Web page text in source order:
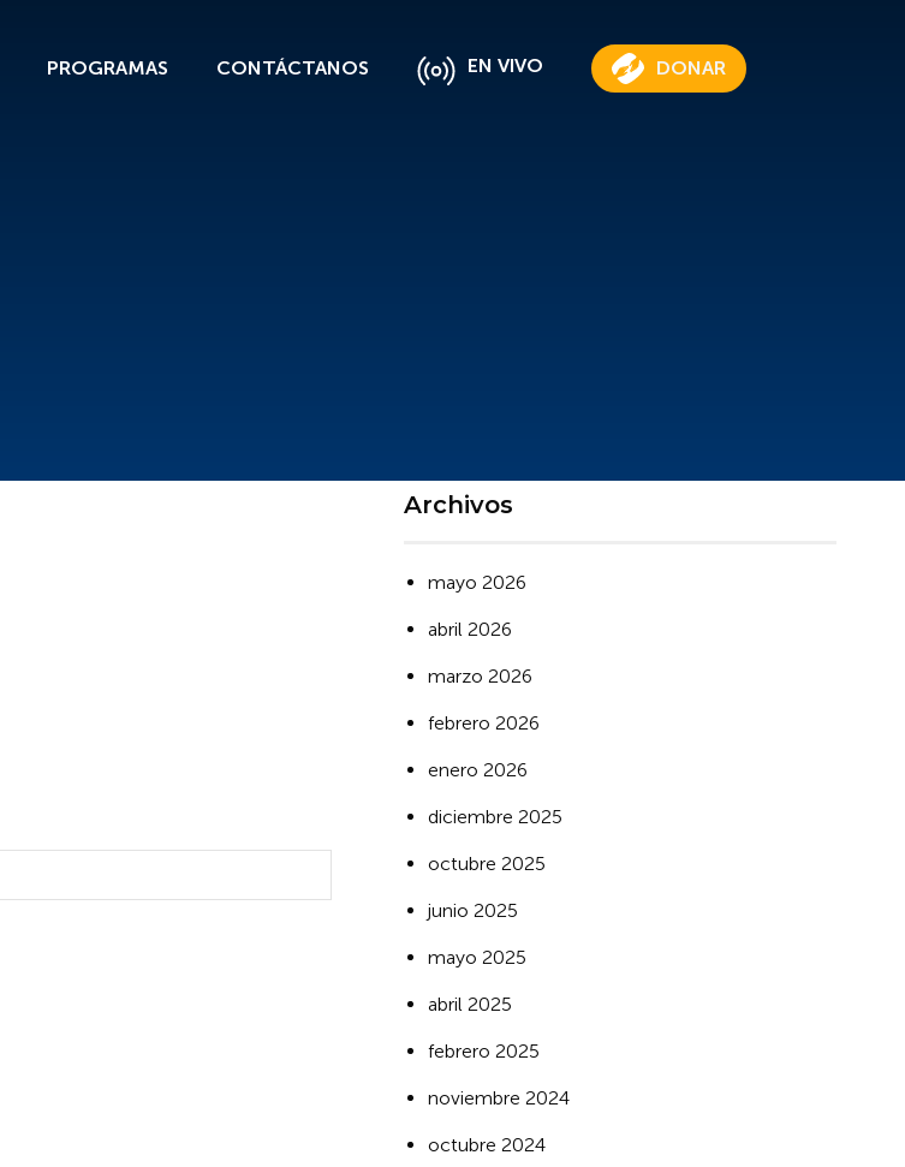
PROGRAMAS CONTÁCTANOS EN VIVO DONAR
Archivos
mayo 2026
abril 2026
marzo 2026
febrero 2026
enero 2026
diciembre 2025
octubre 2025
junio 2025
mayo 2025
abril 2025
febrero 2025
noviembre 2024
octubre 2024